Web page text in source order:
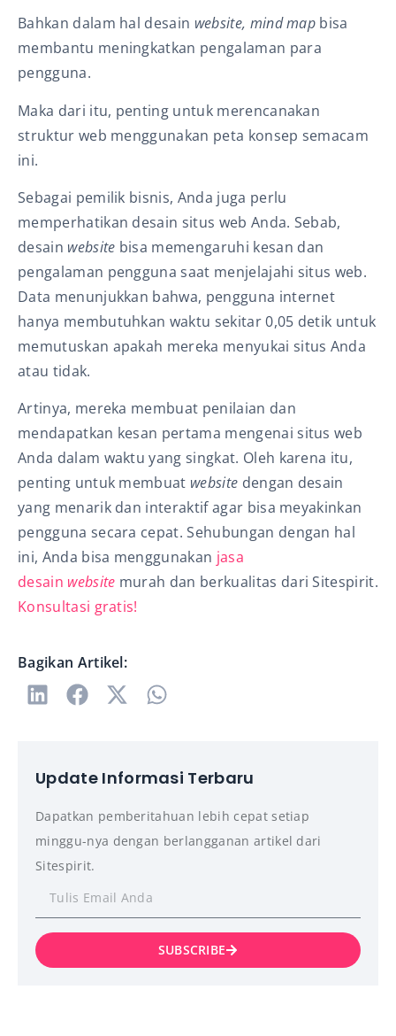
Bahkan dalam hal desain website, mind map bisa
membantu meningkatkan pengalaman para
pengguna.
Maka dari itu, penting untuk merencanakan
struktur web menggunakan peta konsep semacam
ini.
Sebagai pemilik bisnis, Anda juga perlu
memperhatikan desain situs web Anda. Sebab,
desain website bisa memengaruhi kesan dan
pengalaman pengguna saat menjelajahi situs web.
Data menunjukkan bahwa, pengguna internet
hanya membutuhkan waktu sekitar 0,05 detik untuk
memutuskan apakah mereka menyukai situs Anda
atau tidak.
Artinya, mereka membuat penilaian dan
mendapatkan kesan pertama mengenai situs web
Anda dalam waktu yang singkat. Oleh karena itu,
penting untuk membuat website dengan desain
yang menarik dan interaktif agar bisa meyakinkan
pengguna secara cepat. Sehubungan dengan hal
ini, Anda bisa menggunakan jasa
desain website murah dan berkualitas dari Sitespirit.
Konsultasi gratis!
Bagikan Artikel:
Update Informasi Terbaru
Dapatkan pemberitahuan lebih cepat setiap
minggu-nya dengan berlangganan artikel dari
Sitespirit.
SUBSCRIBE